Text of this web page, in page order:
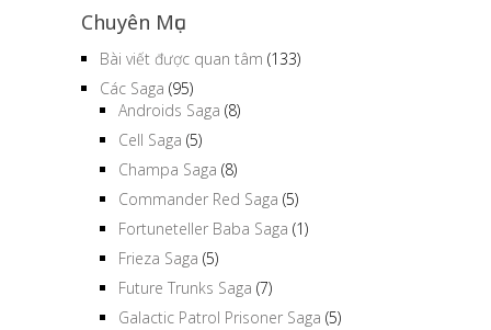
Chuyên Mục
Bài viết được quan tâm (133)
Các Saga (95)
Androids Saga (8)
Cell Saga (5)
Champa Saga (8)
Commander Red Saga (5)
Fortuneteller Baba Saga (1)
Frieza Saga (5)
Future Trunks Saga (7)
Galactic Patrol Prisoner Saga (5)